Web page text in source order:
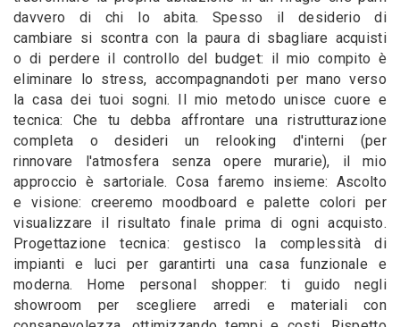
davvero di chi lo abita. Spesso il desiderio di
cambiare si scontra con la paura di sbagliare acquisti
o di perdere il controllo del budget: il mio compito è
eliminare lo stress, accompagnandoti per mano verso
la casa dei tuoi sogni. Il mio metodo unisce cuore e
tecnica: Che tu debba affrontare una ristrutturazione
completa o desideri un relooking d'interni (per
rinnovare l'atmosfera senza opere murarie), il mio
approccio è sartoriale. Cosa faremo insieme: Ascolto
e visione: creeremo moodboard e palette colori per
visualizzare il risultato finale prima di ogni acquisto.
Progettazione tecnica: gestisco la complessità di
impianti e luci per garantirti una casa funzionale e
moderna. Home personal shopper: ti guido negli
showroom per scegliere arredi e materiali con